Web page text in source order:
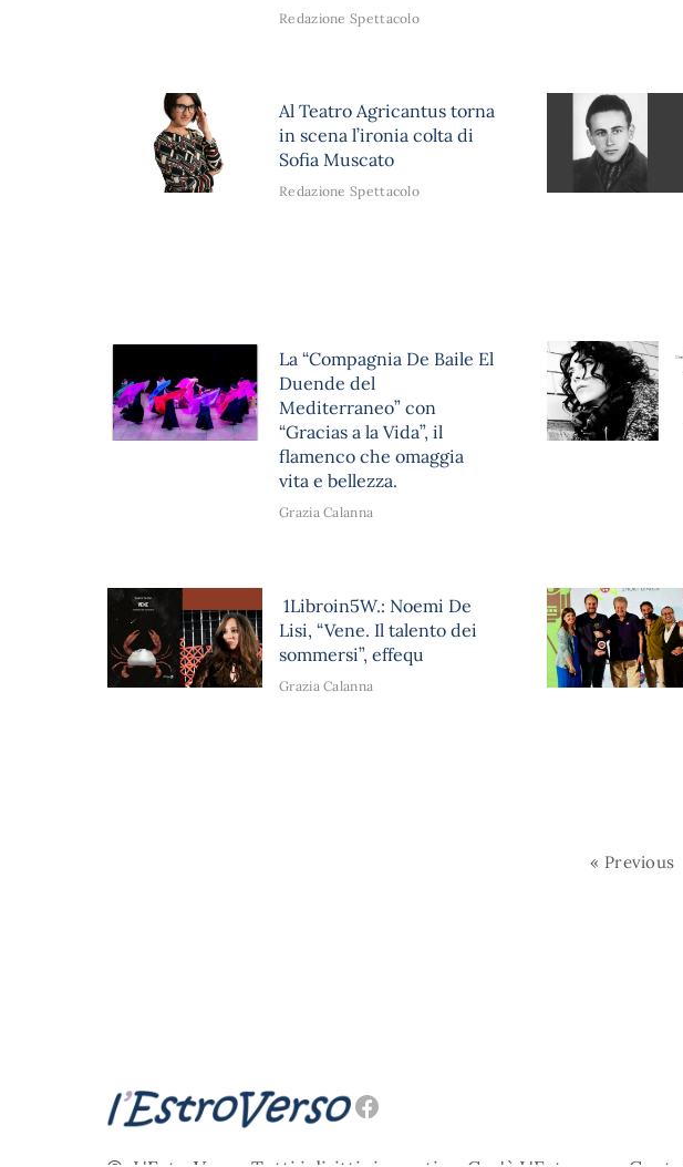
Redazione Spettacolo
Al Teatro Agricantus torna
in scena l’ironia colta di
Sofia Muscato
Redazione Spettacolo
La “Compagnia De Baile El
Duende del
Mediterraneo” con
“Gracias a la Vida”, il
flamenco che omaggia
vita e bellezza.
Grazia Calanna
1Libroin5W.: Noemi De
Lisi, “Vene. Il talento dei
sommersi”, effequ
Grazia Calanna
« Previous